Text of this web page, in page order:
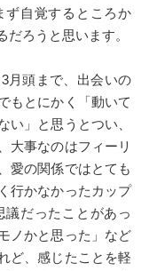
ず自覚するところか
ろうと思います。
月頭まで、出会いの
もとにかく「動いて
い」と思うとつい、
大事なのはフィーリ
愛の関係ではとても
行かなかったカップ
議だったことがあっ
ノかと思った」など
ど、感じたことを軽